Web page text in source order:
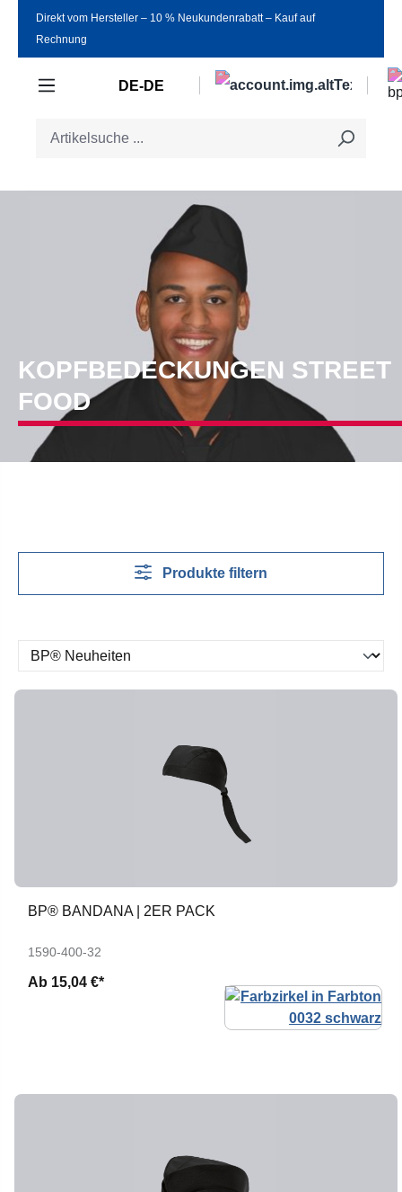
Zum Hauptinhalt springen
Direkt vom Hersteller ‒ 10 % Neukundenrabatt ‒ Kauf auf
Rechnung
DE-DE
KOPFBEDECKUNGEN STREET
FOOD
Produkte filtern
BP® BANDANA | 2ER PACK
1590-400-32
Ab 15,04 €*